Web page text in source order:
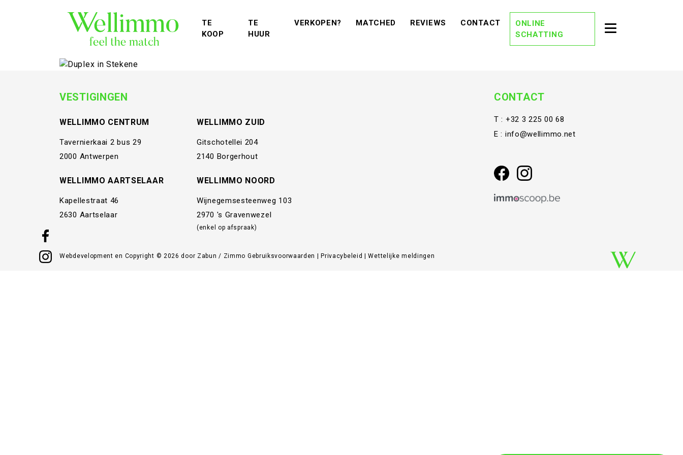
TE
KOOP (TE KOOP)
TE
HUUR
VERKOPEN? (VERKOPEN?)
MATCHED (MATCHED)
REVIEWS (REVIEWS)
CONTACT(CONTACT)
ONLINE
SCHATTING
OVER ONS(OVER ONS)
VACATURES
STAY TUNED
Toggle second
VESTIGINGEN
WELLIMMO CENTRUM
Tavernierkaai 2 bus 29
2000 Antwerpen
WELLIMMO ZUID
Gitschotellei 204
2140 Borgerhout
WELLIMMO AARTSELAAR
Kapellestraat 46
2630 Aartselaar
WELLIMMO NOORD
Wijnegemsesteenweg 103
2970 's Gravenwezel
(enkel op afspraak)
CONTACT
T : +32 3 225 00 68
E : info@wellimmo.net
Webdevelopment en Copyright © 2026 door Zabun / Zimmo Gebruiksvoorwaarden |Privacybeleid|Wettelijke meldingen